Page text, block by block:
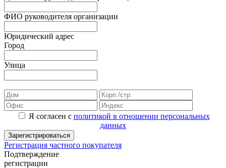
ФИО руководителя организации
Юридический адрес
Город
Улица
Я согласен с политикой в отношении персональных
данных
Зарегистрироваться
Регистрация частного покупателя
Подтверждение
регистрации